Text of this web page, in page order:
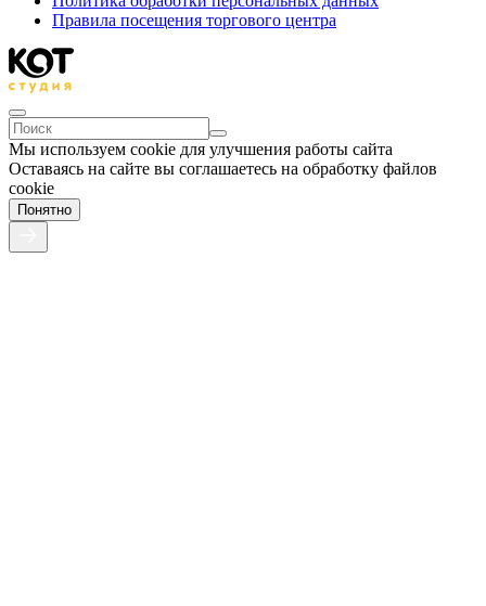
Правила посещения торгового центра
Мы используем cookie для улучшения работы сайта
Оставаясь на сайте вы соглашаетесь на обработку файлов
cookie
Понятно